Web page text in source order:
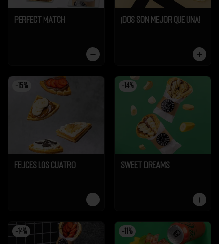
Perfect Match ¡Dos son mejor que UNA!
- 15%
Felices los cuatro
- 14 %
Sweet Dreams
- 14 % - %